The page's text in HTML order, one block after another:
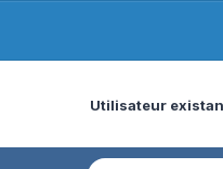
Utilisateur